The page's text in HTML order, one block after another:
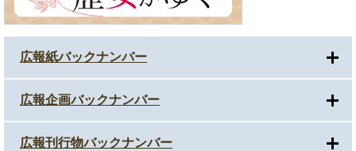
広報紙バックナンバー
広報企画バックナンバー
広報刊行物バックナンバー